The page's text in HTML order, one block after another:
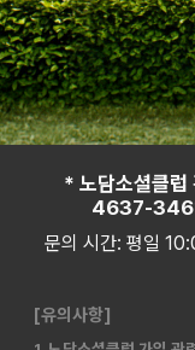
* 노담소셜클
4637-
문의 시간: 평일
[유의사항]